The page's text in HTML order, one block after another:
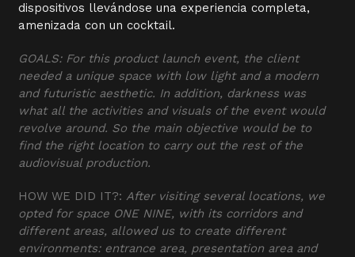
dispositivos llevándose una experiencia completa,
amenizada con un cocktail.
GOALS: For this product launch event, the client
needed a unique space with low light and a modern
and futuristic aesthetic. In addition, darkness was
what all the activities and visuals of the event would
revolve around. So the main objective would be to
find the right location to carry out the rest of the
audiovisual production.
HOW WE DID IT?:After visiting several locations, we
opted for space ONE NINE, with its corridors and
different areas, allowed us to create different
environments: entrance area, presentation area and